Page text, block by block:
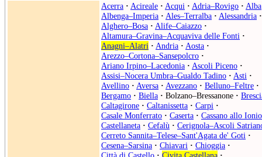
Acerra · Acireale · Acqui · Adria–Rovigo · Alba
Albenga–Imperia · Ales–Terralba · Alessandria ·
Alghero–Bosa · Alife–Caiazzo ·
Altamura–Gravina–Acquaviva delle Fonti ·
Anagni–Alatri · Andria · Aosta ·
Arezzo–Cortona–Sansepolcro ·
Ariano Irpino–Lacedonia · Ascoli Piceno ·
Assisi–Nocera Umbra–Gualdo Tadino · Asti ·
Avellino · Aversa · Avezzano · Belluno–Feltre ·
Bergamo · Biella · Bolzano–Bressanone ·
Caltagirone · Caltanissetta · Carpi ·
Casale Monferrato · Caserta · Cassano allo Ionio
Castellaneta · Cefalù · Cerignola–Ascoli
Cerreto Sannita–Telese–Sant'Agata de' Goti ·
Cesena–Sarsina · Chiavari · Chioggia ·
Città di Castello · Civita Castellana ·